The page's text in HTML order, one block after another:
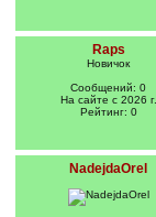
Raps
Новичок
Сообщений: 0
На сайте с 2026 г.
Рейтинг: 0
NadejdaOrel